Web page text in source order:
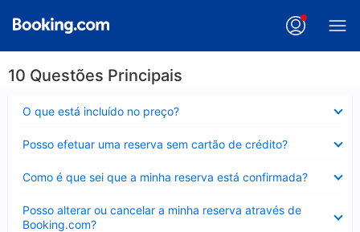
10 Questões Principais
O que está incluído no preço?
fechado
Posso efetuar uma reserva sem cartão de crédito?
fechado
Como é que sei que a minha reserva está confirmada?
fechado
Posso alterar ou cancelar a minha reserva através de
Booking.com?
fechado